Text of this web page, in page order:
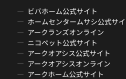
ビバホーム公式サイト
ホームセンタームサシ公式サ
アークランズオンライン
ニコペット公式サイト
アークオアシス公式サイト
アークオアシスオンライン
アークホーム公式サイト